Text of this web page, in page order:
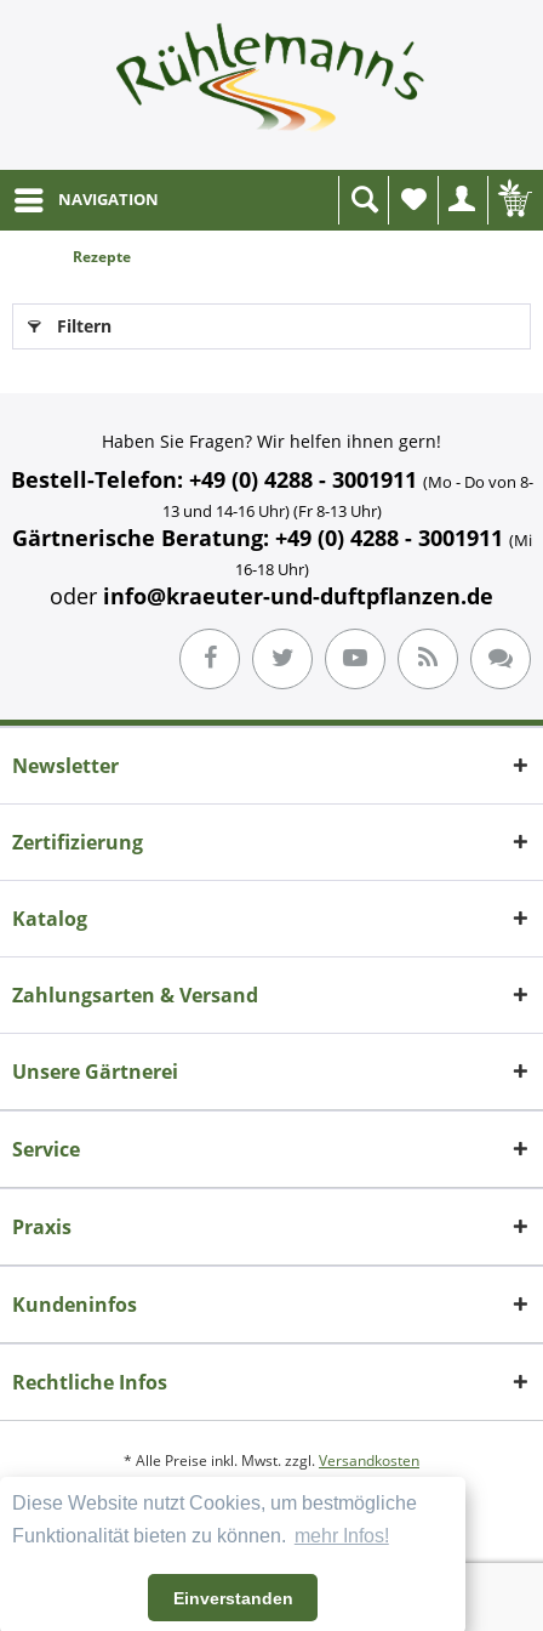
Diese Website nutzt Cookies, um bestmögliche
Funktionalität bieten zu können. mehr Infos!
Einverstanden
NAVIGATION
Wunschliste
Rezepte
Filtern
Haben Sie Fragen? Wir helfen ihnen gern!
Bestell-Telefon: +49 (0) 4288 - 3001911 (Mo - Do von 8-
13 und 14-16 Uhr) (Fr 8-13 Uhr)
Gärtnerische Beratung: +49 (0) 4288 - 3001911 (Mi
16-18 Uhr)
oder info@kraeuter-und-duftpflanzen.de
Newsletter
Zertifizierung
Katalog
Zahlungsarten & Versand
Unsere Gärtnerei
Service
Praxis
Kundeninfos
Rechtliche Infos
* Alle Preise inkl. Mwst. zzgl.Versandkosten
Copyright
Datenschutzerklärung
Widerrufsbelehrung und Muster-Widerrufsformular
AGB und Kundeninformation